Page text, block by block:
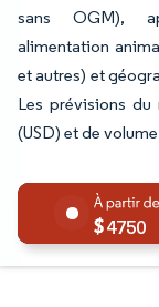
sans OGM),
alimentation
et autres) et
Les prévisions
(USD) et de
4750